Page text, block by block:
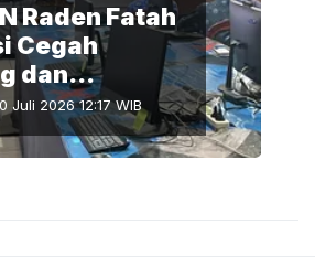
Raden Fatah
Cegah
dan
Dini
Juli 2026 12:17WIB